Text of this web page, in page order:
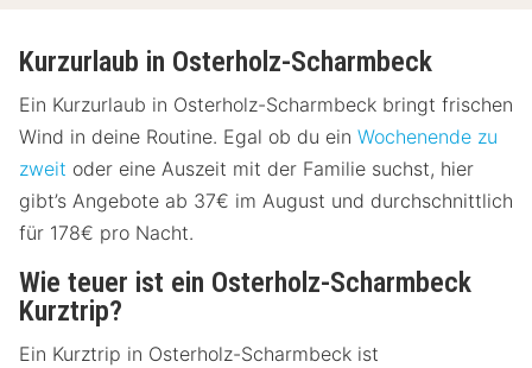
Kurzurlaub in Osterholz-Scharmbeck
Ein Kurzurlaub in Osterholz-Scharmbeck bringt frischen
Wind in deine Routine. Egal ob du ein Wochenende zu
zweit oder eine Auszeit mit der Familie suchst, hier
gibt’s Angebote ab 37€ im August und durchschnittlich
für 178€ pro Nacht.
Wie teuer ist ein Osterholz-Scharmbeck
Kurztrip?
Ein Kurztrip in Osterholz-Scharmbeck ist